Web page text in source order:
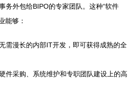
务外包给BIPO的专家团队。这种“软件
能够：
无需漫长的内部IT开发，即可获得成熟的全
件采购、系统维护和专职团队建设上的高